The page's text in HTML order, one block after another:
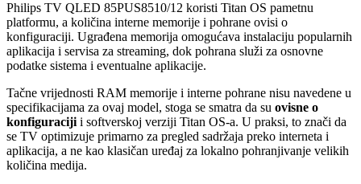
Philips TV QLED 85PUS8510/12 koristi Titan OS pametnu
platformu, a količina interne memorije i pohrane ovisi o
konfiguraciji. Ugrađena memorija omogućava instalaciju popularnih
aplikacija i servisa za streaming, dok pohrana služi za osnovne
podatke sistema i eventualne aplikacije.
Tačne vrijednosti RAM memorije i interne pohrane nisu navedene u
specifikacijama za ovaj model, stoga se smatra da su ovisne o
konfiguraciji i softverskoj verziji Titan OS-a. U praksi, to znači da
se TV optimizuje primarno za pregled sadržaja preko interneta i
aplikacija, a ne kao klasičan uređaj za lokalno pohranjivanje velikih
količina medija.